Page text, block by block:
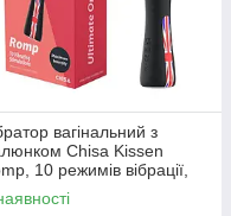
вагінальний з
Chisa Kissen
10 режимів вібрації,